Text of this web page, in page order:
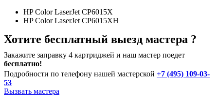
HP Color LaserJet CP6015X
HP Color LaserJet CP6015XH
Хотите бесплатный выезд мастера ?
Закажите заправку 4 картриджей и наш мастер поедет
бесплатно!
Подробности по телефону нашей мастерской +7 (495) 109-03-
53
Вызвать мастера